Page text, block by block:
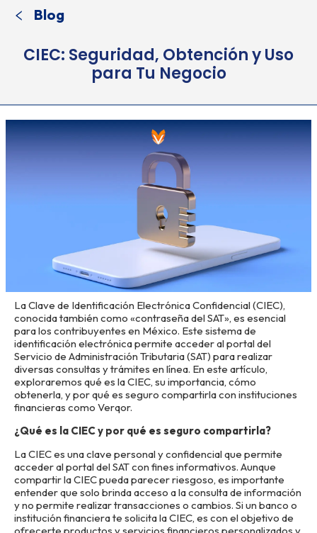
Blog
CIEC: Seguridad, Obtención y Uso
para Tu Negocio
La Clave de Identificación Electrónica Confidencial (CIEC),
conocida también como «contraseña del SAT», es esencial
para los contribuyentes en México. Este sistema de
identificación electrónica permite acceder al portal del
Servicio de Administración Tributaria (SAT) para realizar
diversas consultas y trámites en línea. En este artículo,
exploraremos qué es la CIEC, su importancia, cómo
obtenerla, y por qué es seguro compartirla con instituciones
financieras como Verqor.
¿Qué es la CIEC y por qué es seguro compartirla?
La CIEC es una clave personal y confidencial que permite
acceder al portal del SAT con fines informativos. Aunque
compartir la CIEC pueda parecer riesgoso, es importante
entender que solo brinda acceso a la consulta de información
y no permite realizar transacciones o cambios. Si un banco o
institución financiera te solicita la CIEC, es con el objetivo de